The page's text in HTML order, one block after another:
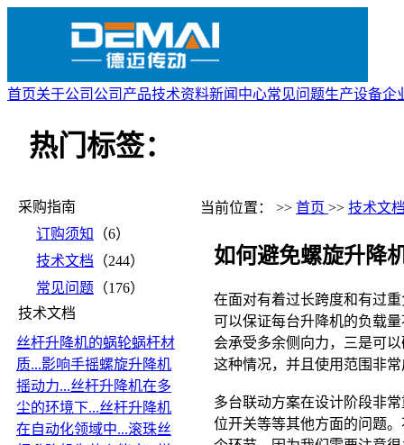
首页关于公司 公司产品技术资料新闻中心常见问题生产设备企
热门标签：
采购指南
订购须知
（6）
技术文档 （244）
常见问题 （176）
技术文档
丝杆升降机的蜗轮蜗杆材
质...影响手摇螺旋升降机
摇动力...丝杆升降机在多
尘的环境下...丝杆升降机
在自动化领域中...滚珠丝
当前位置： >> 首页 >> 技术文
如何避免螺旋升降
在面对有着过长跨度和有过
可以保证每台升降机的负载
会承受多余侧向力，三是可
这种情况，并且使用范围非
多台联动方案在设计阶段非
位开关等等其他方面的问题